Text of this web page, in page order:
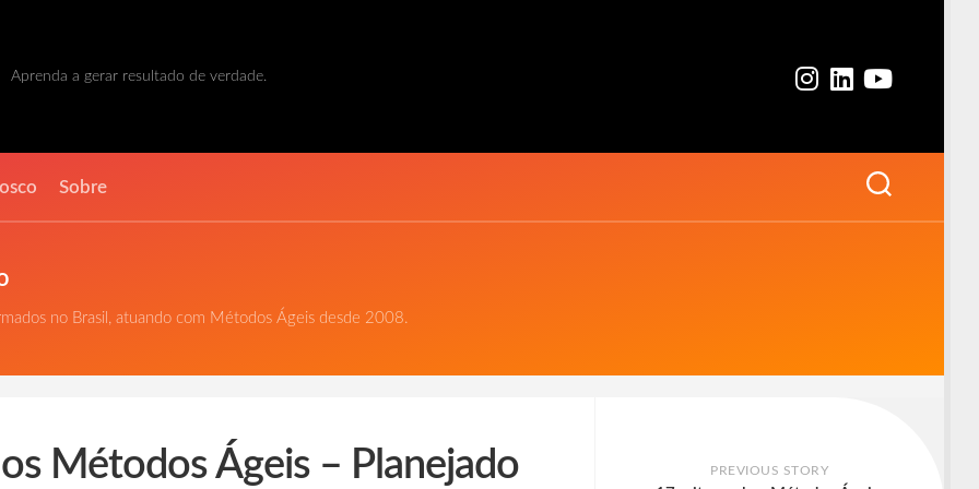
Aprenda a gerar resultado de verdade.
Sobre
no Brasil, atuando com Métodos Ágeis desde 2008.
Métodos Ágeis – Planejado
PREVIOUS STORY